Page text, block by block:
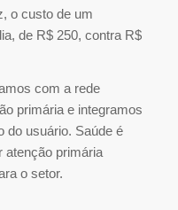
o custo de um
de R$ 250, contra R$
com a rede
primária e integramos
do usuário. Saúde é
atenção primária
o setor.